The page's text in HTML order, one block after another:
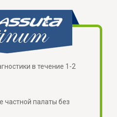
в течение 1-2
частной палаты без